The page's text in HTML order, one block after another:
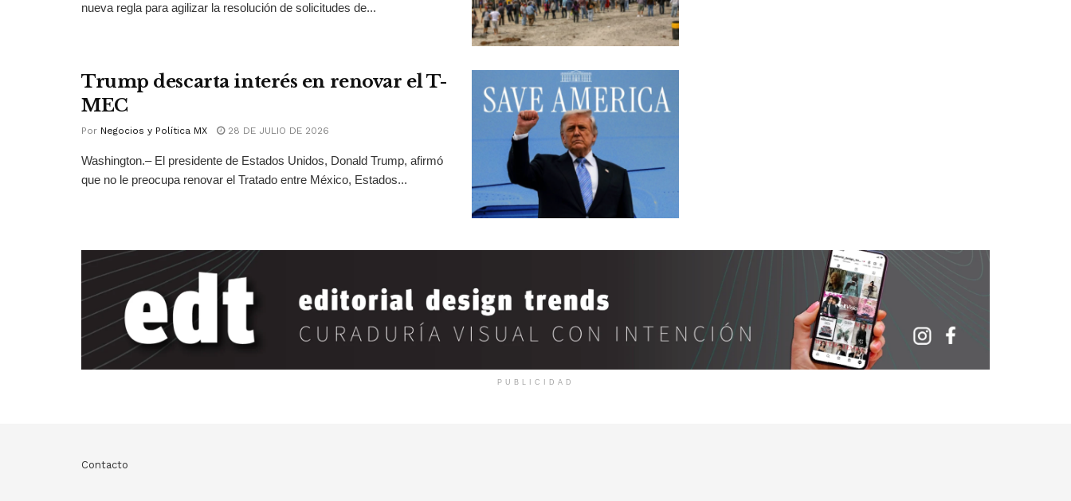
nueva regla para agilizar la resolución de solicitudes de...
Trump descarta interés en renovar el T-
MEC
Por Negocios y Política MX 28 DE JULIO DE 2026
Washington.– El presidente de Estados Unidos, Donald Trump, afirmó
que no le preocupa renovar el Tratado entre México, Estados...
PUBLICIDAD
Contacto